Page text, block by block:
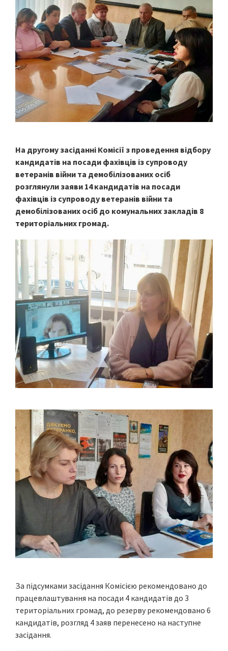
На другому засіданні Комісії з проведення відбору
кандидатів на посади фахівців із супроводу
ветеранів війни та демобілізованих осіб
розглянули заяви 14 кандидатів на посади
фахівців із супроводу ветеранів війни та
демобілізованих осіб до комунальних закладів 8
територіальних громад.
За підсумками засідання Комісією рекомендовано до
працевлаштування на посади 4 кандидатів до 3
територіальних громад, до резерву рекомендовано 6
кандидатів, розгляд 4 заяв перенесено на наступне
засідання.